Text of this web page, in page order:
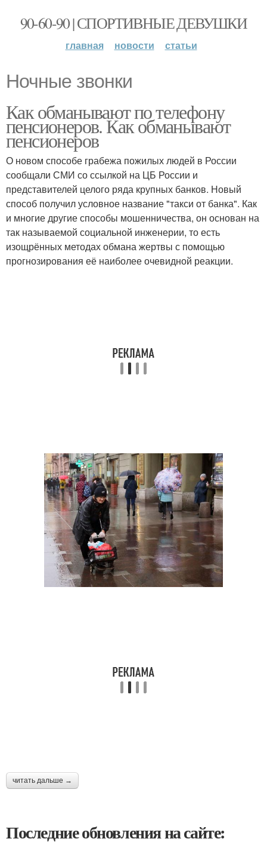
90-60-90 | СПОРТИВНЫЕ ДЕВУШКИ
главная новости статьи
Ночные звонки
Как обманывают по телефону
пенсионеров. Как обманывают
пенсионеров
О новом способе грабежа пожилых людей в России
сообщали СМИ со ссылкой на ЦБ России и
представителей целого ряда крупных банков. Новый
способ получил условное название "такси от банка". Как
и многие другие способы мошенничества, он основан на
так называемой социальной инженерии, то есть
изощрённых методах обмана жертвы с помощью
прогнозирования её наиболее очевидной реакции.
читать дальше →
Последние обновления на сайте: